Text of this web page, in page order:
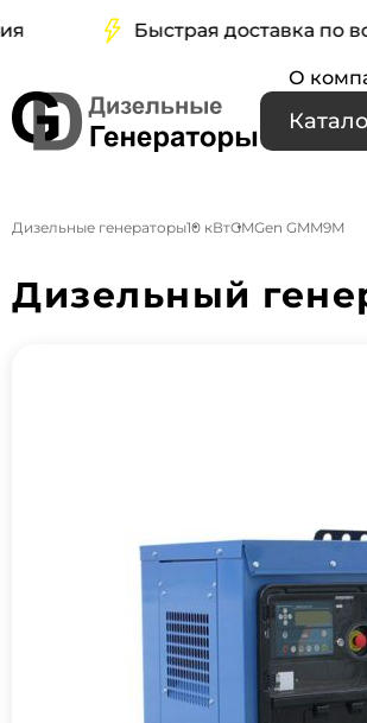
Быстрая доставка по всей
О
Дизельные генераторы10 кВтGMGen GMM9М
Дизельный